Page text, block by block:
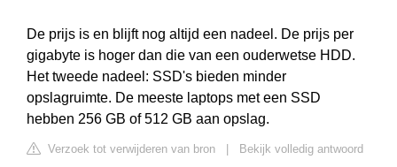
De prijs is en blijft nog altijd een nadeel. De prijs per
gigabyte is hoger dan die van een ouderwetse HDD.
Het tweede nadeel: SSD's bieden minder
opslagruimte. De meeste laptops met een SSD
hebben 256 GB of 512 GB aan opslag.
Verzoek tot verwijderen van bron
Bekijk volledig antwoord